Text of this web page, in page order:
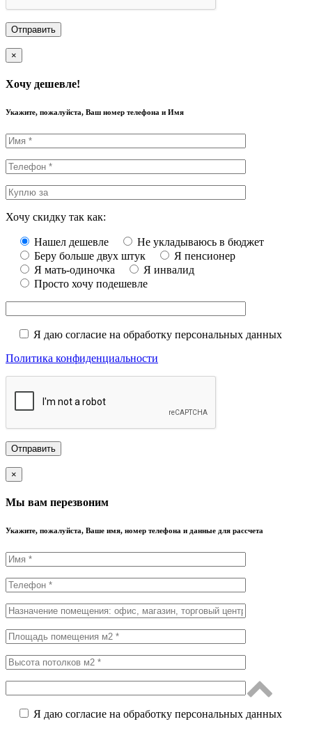
×
Хочу дешевле!
Укажите, пожалуйста, Ваш номер телефона и Имя
Хочу скидку так как:
Нашел дешевле
Не укладываюсь в бюджет
Беру больше двух штук
Я пенсионер
Я мать-одиночка
Я инвалид
Просто хочу подешевле
Я даю согласие на обработку персональных данных
Политика конфиденциальности
×
Мы вам перезвоним
Укажите, пожалуйста, Ваше имя, номер телефона и данные для рассчета
Я даю согласие на обработку персональных данных